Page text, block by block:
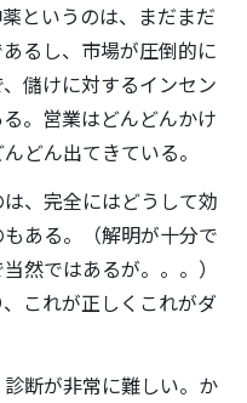
というのは、まだまだ
るし、市場が圧倒的に
儲けに対するインセン
。営業はどんどんかけ
どん出てきている。
、完全にはどうして効
ある。（解明が十分で
然ではあるが。。。）
これが正しくこれがダ
断が非常に難しい。か